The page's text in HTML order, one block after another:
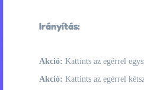
Irányítás:
Akció: Kattints az egérrel
Akció: Kattints az egérrel